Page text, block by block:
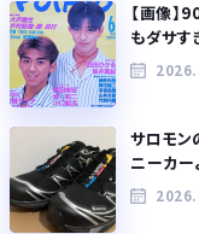
【画像】
もダサす
サロモン
ニーカー